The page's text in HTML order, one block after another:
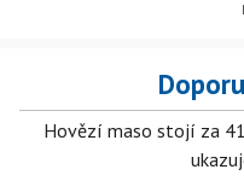
Hovězí maso stojí za